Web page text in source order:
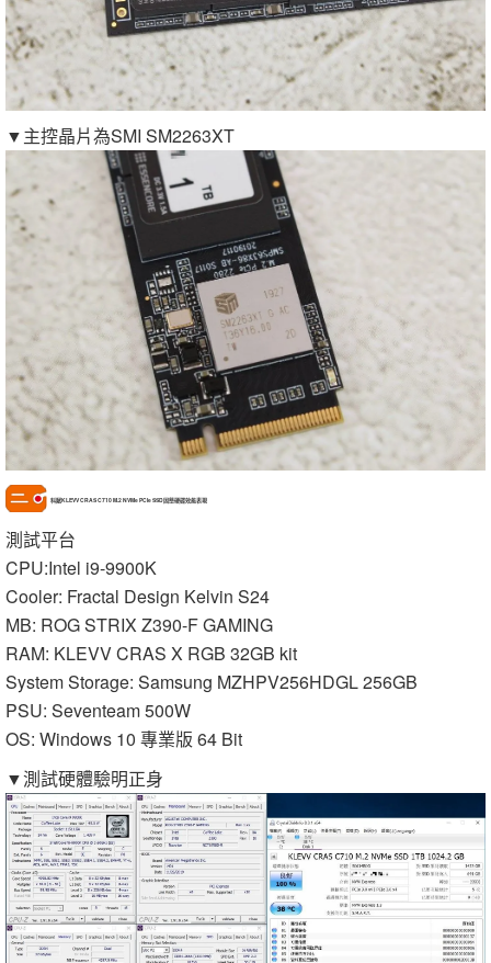
▼主控晶片為SMI SM2263XT
科賦KLEVV CRAS C710 M.2 NVMe PCIe SSD固態硬碟效能表現
測試平台
CPU:Intel i9-9900K
Cooler: Fractal Design Kelvin S24
MB: ROG STRIX Z390-F GAMING
RAM: KLEVV CRAS X RGB 32GB kit
System Storage: Samsung MZHPV256HDGL 256GB
PSU: Seventeam 500W
OS: Windows 10 專業版 64 Bit
▼測試硬體驗明正身